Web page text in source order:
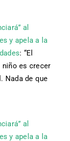
al
y apela a la
: “El
niño es crecer
Nada de que
al
y apela a la